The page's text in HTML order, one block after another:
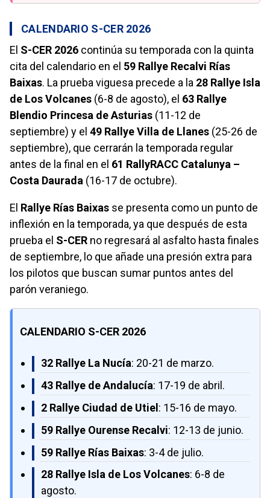
CALENDARIO S-CER 2026
El S-CER 2026 continúa su temporada con la quinta
cita del calendario en el 59 Rallye Recalvi Rías
Baixas. La prueba viguesa precede a la 28 Rallye Isla
de Los Volcanes (6-8 de agosto), el 63 Rallye
Blendio Princesa de Asturias (11-12 de
septiembre) y el 49 Rallye Villa de Llanes (25-26 de
septiembre), que cerrarán la temporada regular
antes de la final en el 61 RallyRACC Catalunya –
Costa Daurada (16-17 de octubre).
El Rallye Rías Baixas se presenta como un punto de
inflexión en la temporada, ya que después de esta
prueba el S-CER no regresará al asfalto hasta finales
de septiembre, lo que añade una presión extra para
los pilotos que buscan sumar puntos antes del
parón veraniego.
CALENDARIO S-CER 2026
32 Rallye La Nucía: 20-21 de marzo.
43 Rallye de Andalucía: 17-19 de abril.
2 Rallye Ciudad de Utiel : 15-16 de mayo.
59 Rallye Ourense Recalvi: 12-13 de junio.
59 Rallye Rías Baixas: 3-4 de julio.
28 Rallye Isla de Los Volcanes: 6-8 de
agosto.